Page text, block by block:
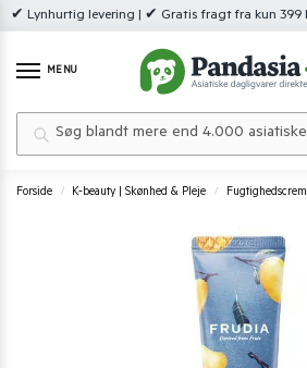
✔ Lynhurtig levering | ✔ Gratis fragt fra kun 399
MENU
Forside / K-beauty | Skønhed & Pleje /